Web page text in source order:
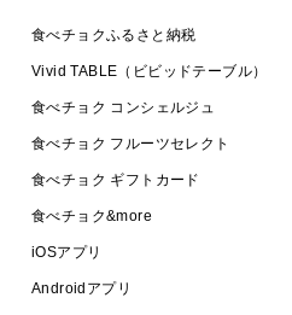
食べチョクふるさと納税
Vivid TABLE（ビビッドテーブル）
食べチョク コンシェルジュ
食べチョク フルーツセレクト
食べチョク ギフトカード
食べチョク&more
iOSアプリ
Androidアプリ